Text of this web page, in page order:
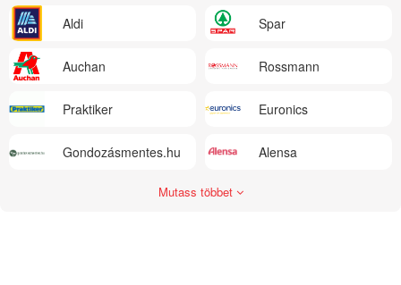
Aldi Spar
Auchan Rossmann
Praktiker Euronics
Gondozásmentes.hu Alensa
Mutass többet